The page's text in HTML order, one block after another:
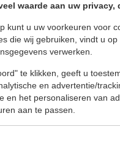
waarde aan uw
kunt u uw voorkeuren voor
die wij gebruiken, vindt u op
verwerken.
te klikken, geeft u
en advertentie/
en het personaliseren van
aan te passen.
eigen regie op